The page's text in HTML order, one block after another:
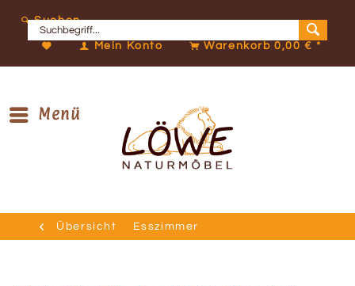
Suchen
Mein Konto Warenkorb0,00 € *
Menü
Übersicht Esszimmer